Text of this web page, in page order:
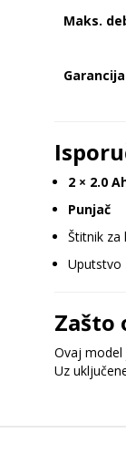
Maks.
Garancija
2 × 2.0
Punjač
Štitnik za
Uputstvo
Zašto
Ovaj model
Uz